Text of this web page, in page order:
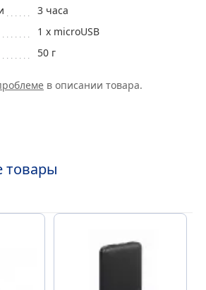
3 часа
1 x microUSB
50 г
в описании товара.
товары